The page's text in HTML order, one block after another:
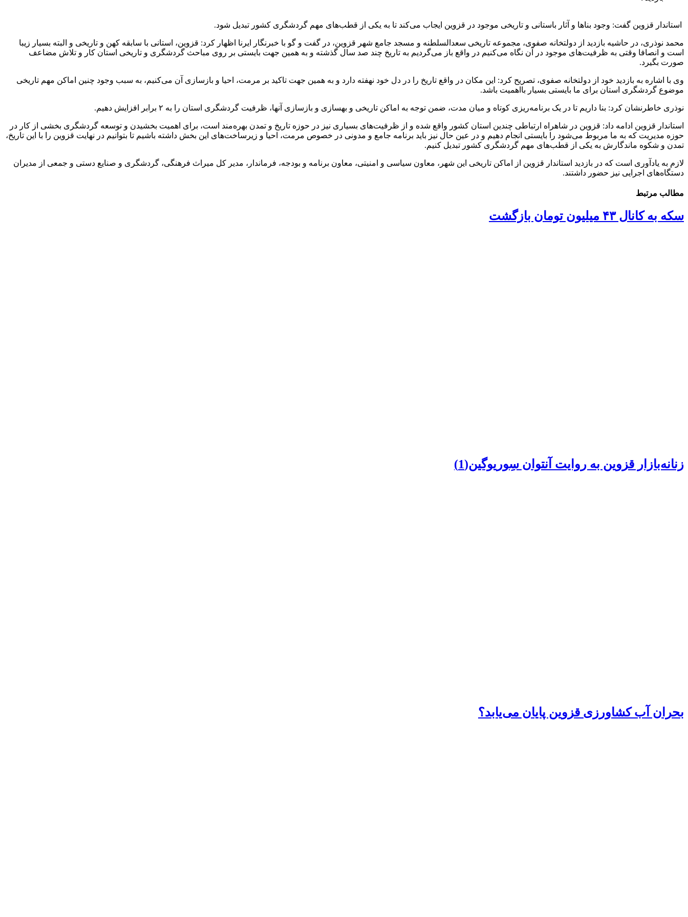
استاندار قزوین گفت: وجود بناها و آثار باستانی و تاریخی موجود در قزوین ایجاب می‌کند تا به یکی از قطب‌های مهم گردشگری کشور تبدیل شود.
محمد نوذری، در حاشیه بازدید از دولتخانه صفوی، مجموعه تاریخی سعدالسلطنه و مسجد جامع شهر قزوین، در گفت و گو با خبرنگار ایرنا اظهار کرد: قزوین، استانی با سابقه کهن و تاریخی و البته بسیار زیبا
است و انصافا وقتی به ظرفیت‌های موجود در آن نگاه می‌کنیم در واقع باز می‌گردیم به تاریخ چند صد سال گذشته و به همین جهت بایستی بر روی مباحث گردشگری و تاریخی استان کار و تلاش مضاعف
صورت بگیرد.
وی با اشاره به بازدید خود از دولتخانه صفوی، تصریح کرد: این مکان در واقع تاریخ را در دل خود نهفته دارد و به همین جهت تاکید بر مرمت، احیا و بازسازی آن می‌کنیم، به سبب وجود چنین اماکن مهم تاریخی
موضوع گردشگری استان برای ما بایستی بسیار بااهمیت باشد.
نوذری خاطرنشان کرد: بنا داریم تا در یک برنامه‌ریزی کوتاه و میان مدت، ضمن توجه به اماکن تاریخی و بهسازی و بازسازی آنها، ظرفیت گردشگری استان را به ۲ برابر افزایش دهیم.
استاندار قزوین ادامه داد: قزوین در شاهراه ارتباطی چندین استان کشور واقع شده و از ظرفیت‌های بسیاری نیز در حوزه تاریخ و تمدن بهره‌مند است، برای اهمیت بخشیدن و توسعه گردشگری بخشی از کار در
حوزه مدیریت که به ما مربوط می‌شود را بایستی انجام دهیم و در عین حال نیز باید برنامه جامع و مدونی در خصوص مرمت، احیا و زیرساخت‌های این بخش داشته باشیم تا بتوانیم در نهایت قزوین را با این تاریخ،
تمدن و شکوه ماندگارش به یکی از قطب‌های مهم گردشگری کشور تبدیل کنیم.
لازم به یادآوری است که در بازدید استاندار قزوین از اماکن تاریخی این شهر، معاون سیاسی و امنیتی، معاون برنامه و بودجه، فرماندار، مدیر کل میراث فرهنگی، گردشگری و صنایع دستی و جمعی از مدیران
دستگاه‌های اجرایی نیز حضور داشتند.
مطالب مرتبط
سکه به کانال ۴۳ میلیون تومان بازگشت
زنانه‌بازار قزوین به روایت آنتوان سِوریوگین(1)
بحران آب کشاورزی قزوین پایان می‌یابد؟